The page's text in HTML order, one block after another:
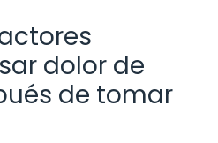
dolor de
de tomar